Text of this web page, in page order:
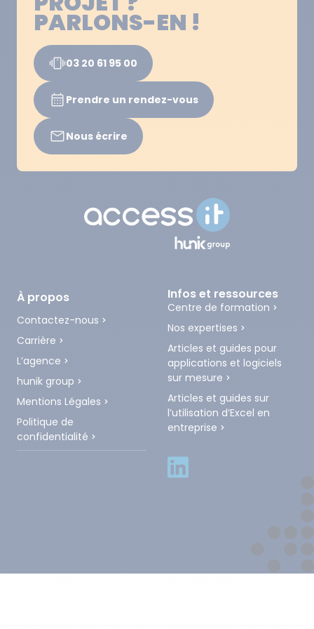
PARLONS-EN !
03 20 61 95 00
Prendre un rendez-vous
Nous écrire
À propos
Contactez-nous
Carrière
L’agence
hunik group
Mentions Légales
Politique de
confidentialité
Infos et ressources
Centre de formation
Nos expertises
Articles et guides pour
applications et logiciels
sur mesure
Articles et guides sur
l’utilisation d’Excel en
entreprise